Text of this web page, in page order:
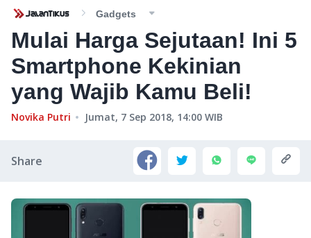
Gadgets
Mulai Harga Sejutaan! Ini 5
Smartphone Kekinian
yang Wajib Kamu Beli!
Novika Putri Jumat, 7 Sep 2018, 14:00 WIB
Share